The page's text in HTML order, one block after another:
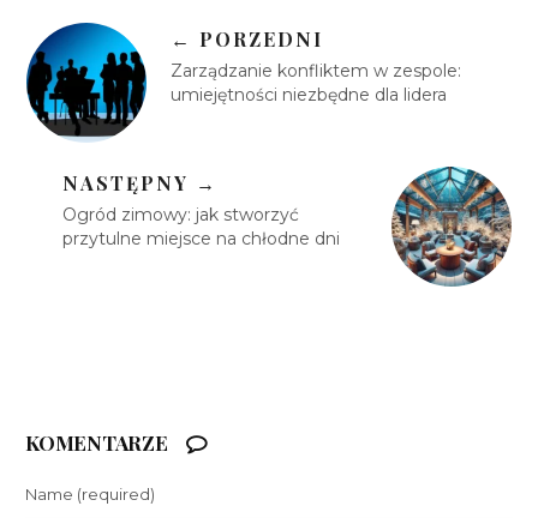
← PORZEDNI
Zarządzanie konfliktem w zespole:
umiejętności niezbędne dla lidera
NASTĘPNY →
Ogród zimowy: jak stworzyć
przytulne miejsce na chłodne dni
KOMENTARZE
Name (required)